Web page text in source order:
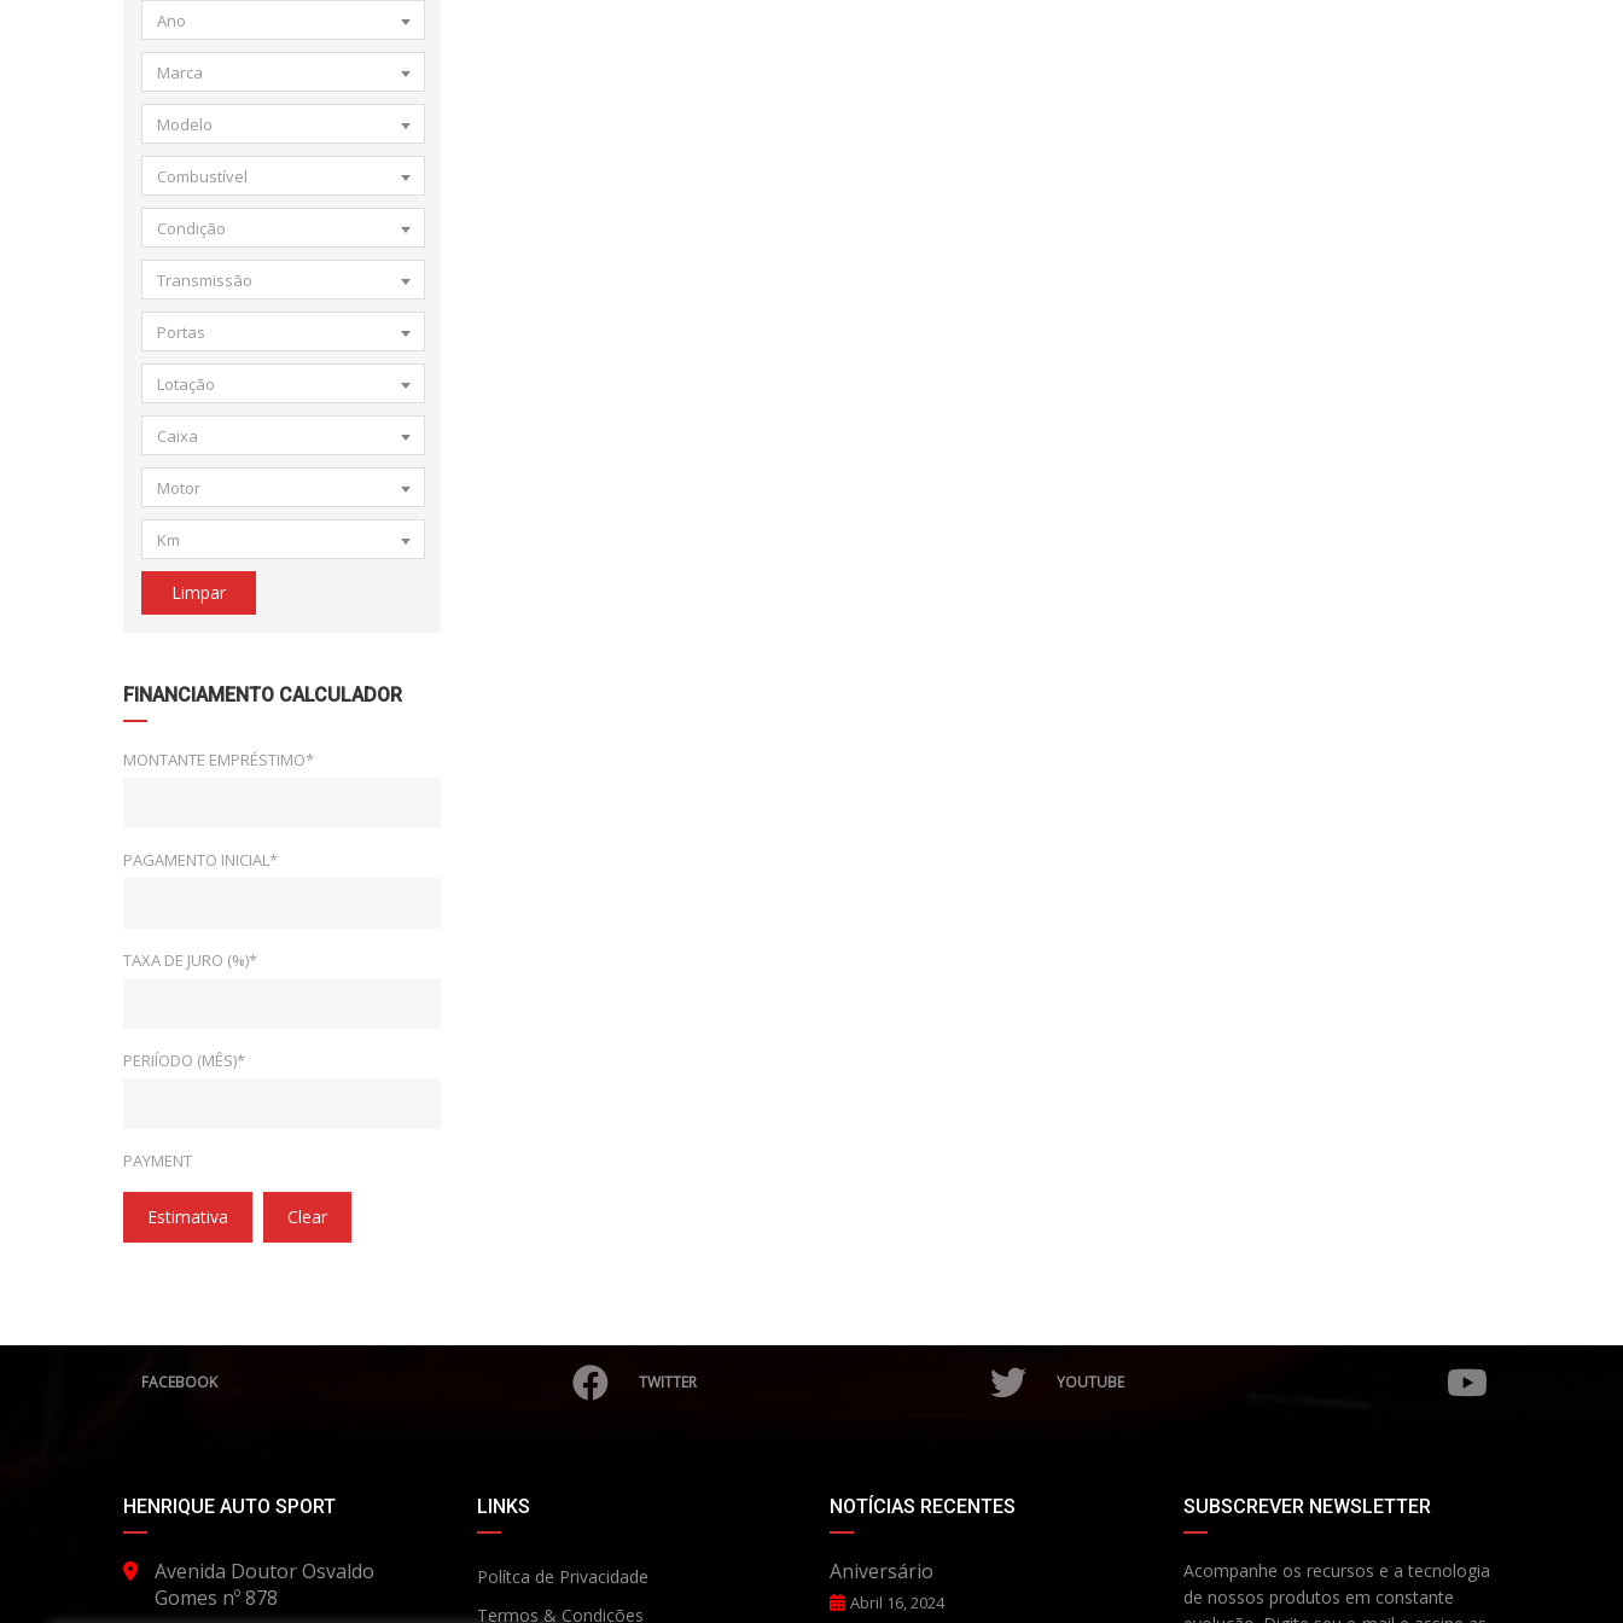
Ano
Marca
Modelo
Combustível
Condição
Transmissão
Portas
Lotação
Caixa
Motor
Km
Limpar
FINANCIAMENTO CALCULADOR
MONTANTE EMPRÉSTIMO*
PAGAMENTO INICIAL*
TAXA DE JURO (%)*
PERIÍODO (MÊS)*
PAYMENT
Estimativa Clear
FACEBOOK TWITTER YOUTUBE
HENRIQUE AUTO SPORT
Avenida Doutor Osvaldo
Gomes nº 878
LINKS
Polítca de Privacidade
Termos & Condições
NOTÍCIAS RECENTES
Aniversário
Abril 16, 2024
SUBSCREVER NEWSLETTER
Acompanhe os recursos e a tecnologia
de nossos produtos em constante